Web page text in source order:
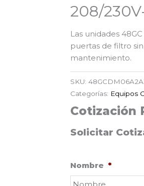
208/
Las unidades
puertas de filtro
mantenimiento.
SKU:
Categorías: Equipos
Cotización
Solicitar
Nombre *